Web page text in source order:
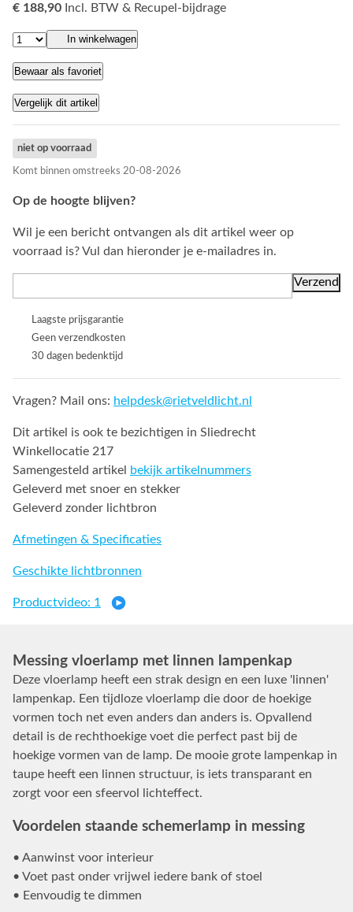
€ 188,90 Incl. BTW & Recupel-bijdrage
In winkelwagen
Bewaar als favoriet
Vergelijk dit artikel
niet op voorraad
Komt binnen omstreeks 20-08-2026
Op de hoogte blijven?
Wil je een bericht ontvangen als dit artikel weer op
voorraad is? Vul dan hieronder je e-mailadres in.
Laagste prijsgarantie
Geen verzendkosten
30 dagen bedenktijd
Vragen? Mail ons: helpdesk@rietveldlicht.nl
Dit artikel is ook te bezichtigen in Sliedrecht
Winkellocatie 217
Samengesteld artikel bekijk artikelnummers
Geleverd met snoer en stekker
Geleverd zonder lichtbron
Afmetingen & Specificaties
Geschikte lichtbronnen
Productvideo: 1
Messing vloerlamp met linnen lampenkap
Deze vloerlamp heeft een strak design en een luxe 'linnen'
lampenkap. Een tijdloze vloerlamp die door de hoekige
vormen toch net even anders dan anders is. Opvallend
detail is de rechthoekige voet die perfect past bij de
hoekige vormen van de lamp. De mooie grote lampenkap in
taupe heeft een linnen structuur, is iets transparant en
zorgt voor een sfeervol lichteffect.
Voordelen staande schemerlamp in messing
• Aanwinst voor interieur
• Voet past onder vrijwel iedere bank of stoel
• Eenvoudig te dimmen